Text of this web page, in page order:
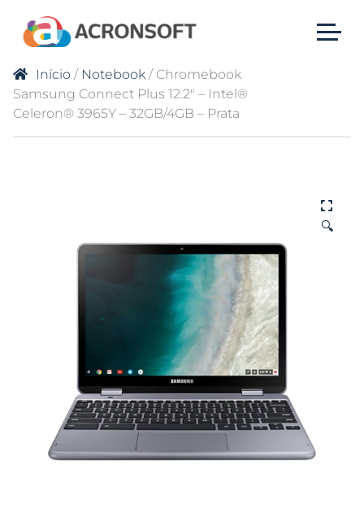
Início / Notebook / Chromebook
Samsung Connect Plus 12.2″ – Intel®
Celeron® 3965Y – 32GB/4GB – Prata
🔍